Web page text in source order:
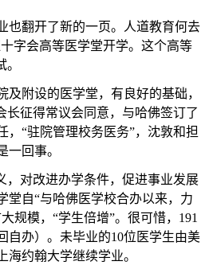
也翻开了新的一页。人道教育何去
字会高等医学堂开学。这个高等
附设的医学堂，有良好的基础，
长征得常议会同意，与哈佛签订了
，“驻院管理校务医务”，沈敦和担
回事。
，对改进办学条件，促进事业发展
堂自“与哈佛医学校合办以来，力
规模，“学生倍增”。很可惜，191
自办）。未毕业的10位医学生由美
约翰大学继续学业。